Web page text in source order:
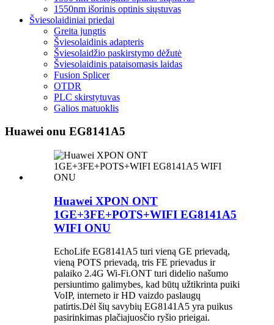
1550nm išorinis optinis siųstuvas
Šviesolaidiniai priedai
Greita jungtis
Šviesolaidinis adapteris
Šviesolaidžio paskirstymo dėžutė
Šviesolaidinis pataisomasis laidas
Fusion Splicer
OTDR
PLC skirstytuvas
Galios matuoklis
Huawei onu EG8141A5
Huawei XPON ONT
1GE+3FE+POTS+WIFI EG8141A5
WIFI ONU
EchoLife EG8141A5 turi vieną GE prievadą,
vieną POTS prievadą, tris FE prievadus ir
palaiko 2.4G Wi-Fi.ONT turi didelio našumo
persiuntimo galimybes, kad būtų užtikrinta puiki
VoIP, interneto ir HD vaizdo paslaugų
patirtis.Dėl šių savybių EG8141A5 yra puikus
pasirinkimas plačiajuosčio ryšio prieigai.